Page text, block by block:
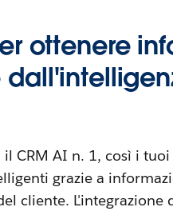
ottenere
CRM AI n. 1, così i
grazie a
cliente. L'integrazione